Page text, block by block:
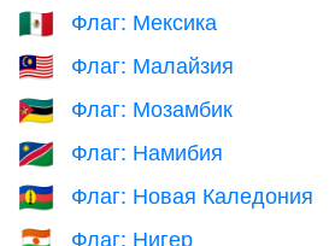
🇲🇽 Флаг: Мексика
🇲🇾 Флаг: Малайзия
🇲🇿 Флаг: Мозамбик
🇳🇦 Флаг: Намибия
🇳🇨 Флаг: Новая Каледония
Флаг: Нигер